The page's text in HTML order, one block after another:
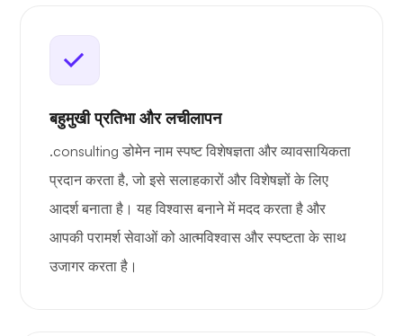
बहुमुखी प्रतिभा और लचीलापन
.consulting डोमेन नाम स्पष्ट विशेषज्ञता और व्यावसायिकता
प्रदान करता है, जो इसे सलाहकारों और विशेषज्ञों के लिए
आदर्श बनाता है। यह विश्वास बनाने में मदद करता है और
आपकी परामर्श सेवाओं को आत्मविश्वास और स्पष्टता के साथ
उजागर करता है।